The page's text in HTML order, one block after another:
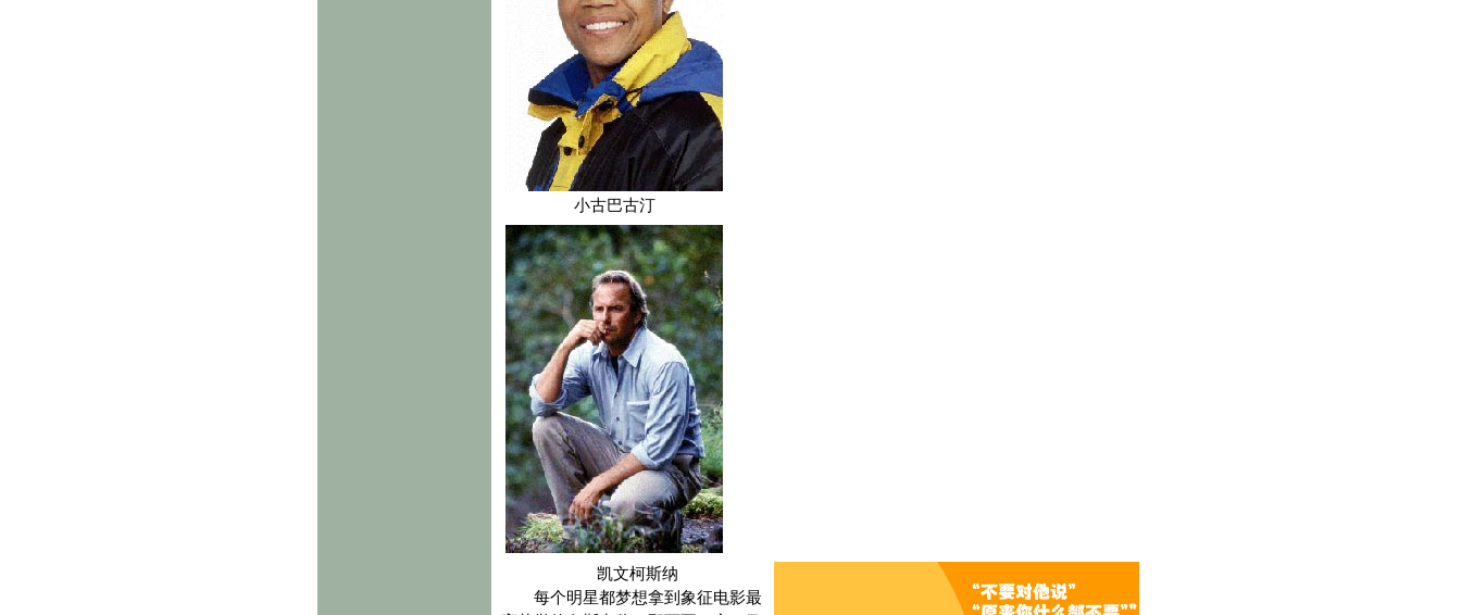
小古巴古汀
凯文柯斯纳
每个明星都梦想拿到象征电影最